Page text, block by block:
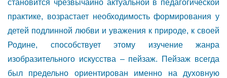
становится чрезвычайно актуальной в педагогической
практике, возрастает необходимость формирования у
детей подлинной любви и уважения к природе, к своей
Родине, способствует этому изучение жанра
изобразительного искусства – пейзаж. Пейзаж всегда
был предельно ориентирован именно на духовную